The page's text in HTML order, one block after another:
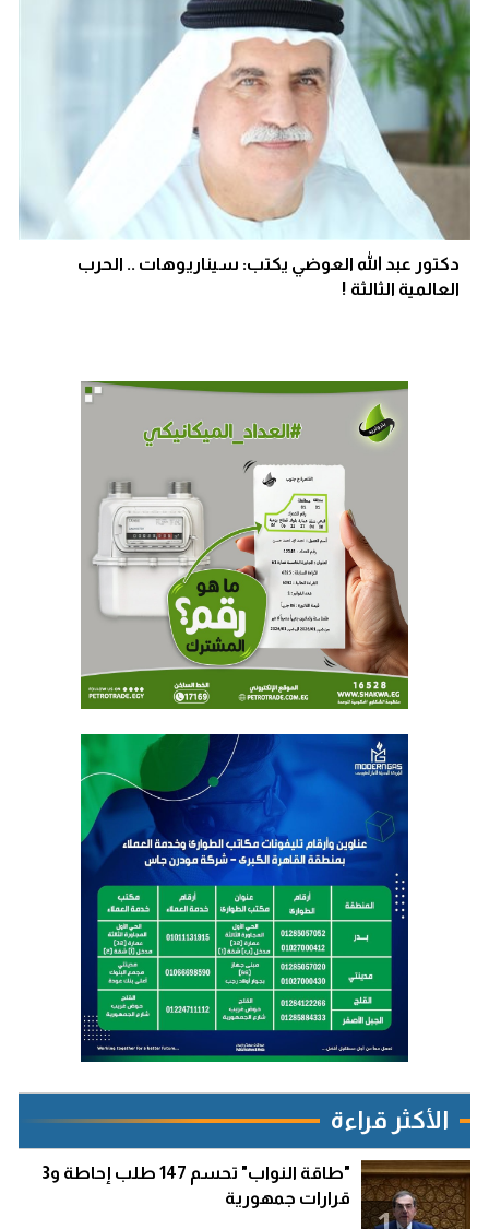
دكتور عبد الله العوضي يكتب: سيناريوهات .. الحرب
العالمية الثالثة !
الأكثر قراءة
"طاقة النواب" تحسم 147 طلب إحاطة و3
قرارات جمهورية